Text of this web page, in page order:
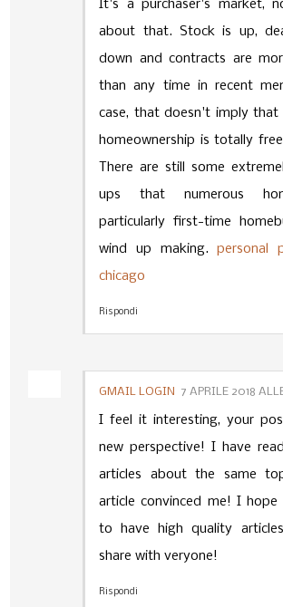
It's a purchaser's market,
about that. Stock is up,
down and contracts are
than any time in recent
case, that doesn't imply
homeownership is totally
There are still some
ups that numerous
particularly first-time
wind up making.personal
chicago
Rispondi
GMAIL LOGIN 7 APRILE 2018
I feel it interesting, your
new perspective! I have
articles about the same
article convinced me! I hope
to have high quality
share with veryone!
Rispondi